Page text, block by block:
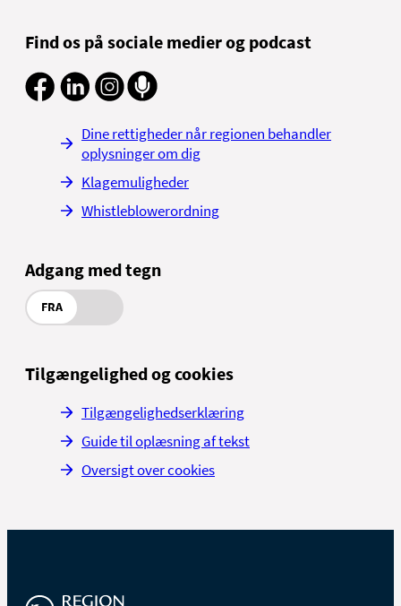
Find os på sociale medier og podcast
Dine rettigheder når regionen behandler
oplysninger om dig
Klagemuligheder
Whistleblowerordning
Adgang med tegn
FRA
Tilgængelighed og cookies
Tilgængelighedserklæring
Guide til oplæsning af tekst
Oversigt over cookies